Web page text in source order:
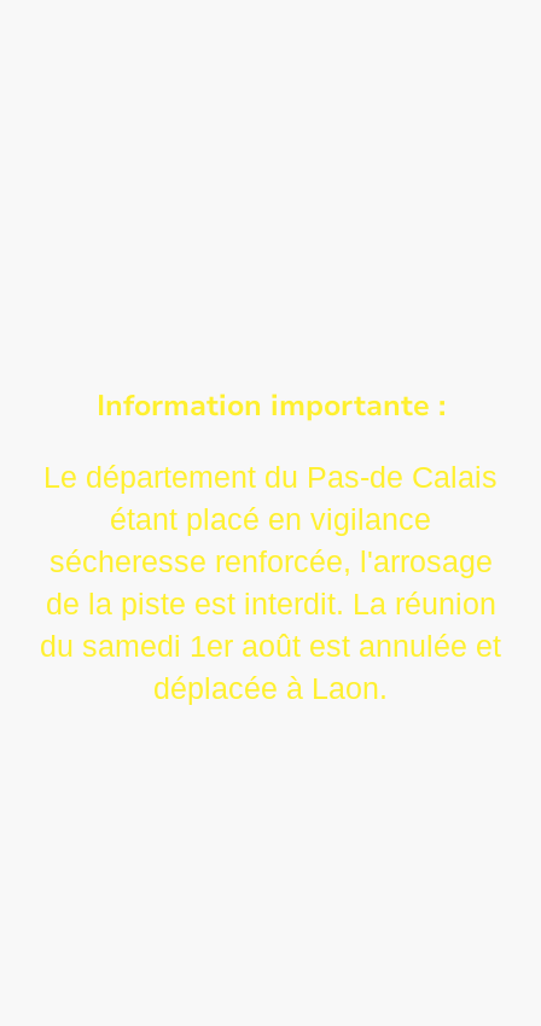
Information importante :
Le département du Pas-de Calais
étant placé en vigilance
sécheresse renforcée, l'arrosage
de la piste est interdit. La réunion
du samedi 1er août est annulée et
déplacée à Laon.